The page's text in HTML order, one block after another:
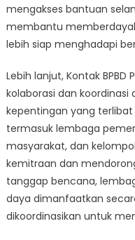
mengakses bantuan
membantu
lebih siap menghadapi
Lebih lanjut, Kontak
kolaborasi dan
kepentingan yang
termasuk lembaga
masyarakat, dan
kemitraan dan
tanggap bencana,
daya dimanfaatkan
dikoordinasikan untuk